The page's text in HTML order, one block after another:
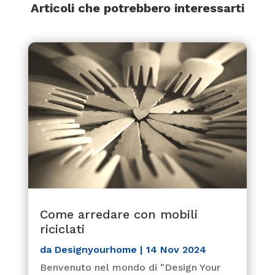
Articoli che potrebbero interessarti
Come arredare con mobili
riciclati
da Designyourhome | 14 Nov 2024
Benvenuto nel mondo di "Design Your